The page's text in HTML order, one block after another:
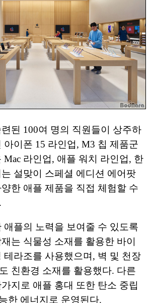
된 100여 명의 직원들이 상주하
아이폰 15 라인업, M3 칩 제품군
Mac 라인업, 애플 워치 라인업, 한
설맞이 스페셜 에디션 에어팟
한 애플 제품을 직접 체험할 수
애플의 노력을 보여줄 수 있도록
는 식물성 소재를 활용한 바이
테라조를 사용했으며, 벽 및 천장
친환경 소재를 활용했다. 다른
지로 애플 홍대 또한 탄소 중립
한 에너지로 운영된다.